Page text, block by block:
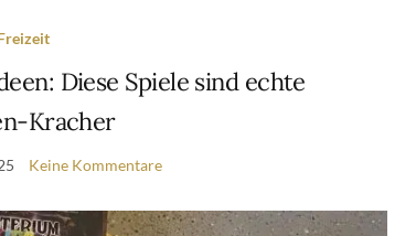
Diese Spiele sind echte
Kracher
Keine Kommentare